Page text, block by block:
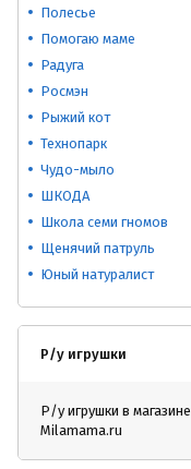
Полесье
Помогаю маме
Радуга
Росмэн
Рыжий кот
Технопарк
Чудо-мыло
ШКОДА
Школа семи гномов
Щенячий патруль
Юный натуралист
Р/у игрушки
Р/у игрушки в магазине
Milamama.ru